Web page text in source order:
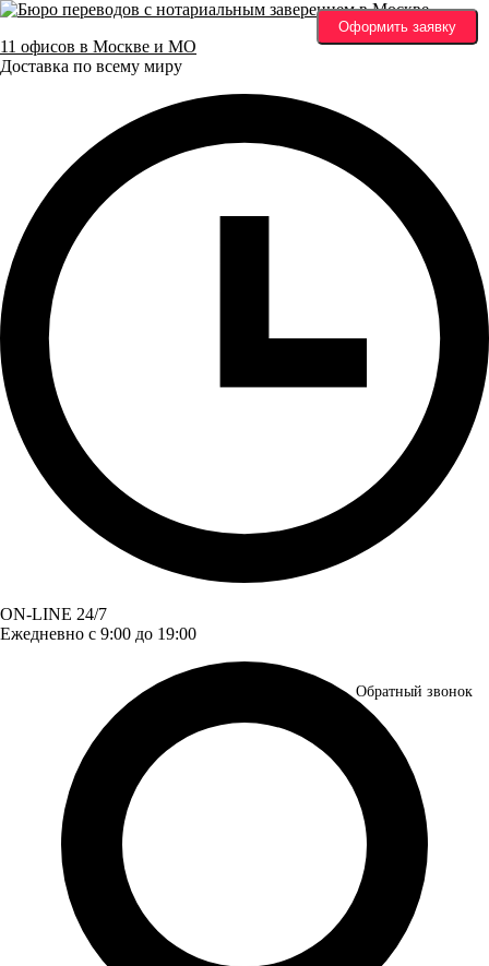
11 офисов в Москве и МО
Доставка по всему миру
ON-LINE 24/7
Ежедневно с 9:00 до 19:00
Оформить заявку
Обратный звонок